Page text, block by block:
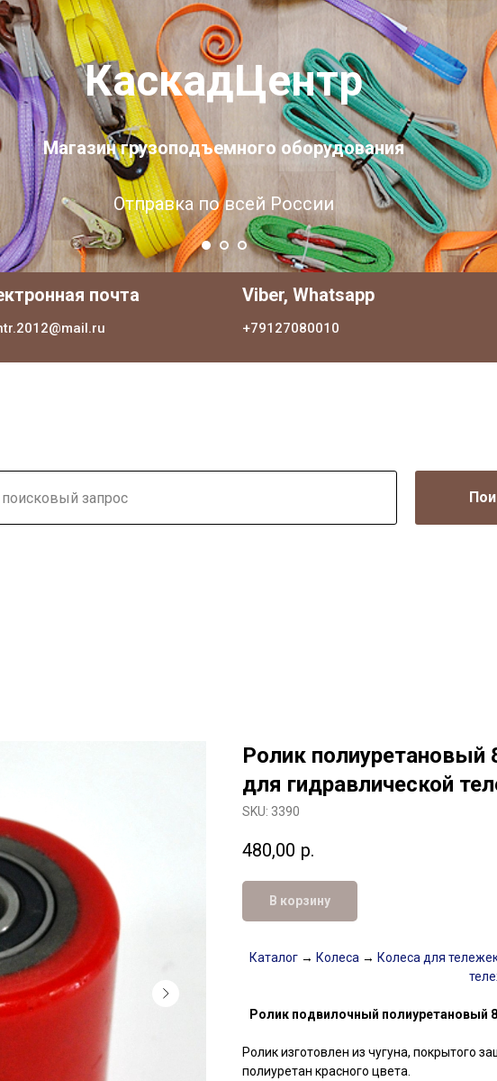
КаскадЦентр
Магазин грузоподъемного оборудования
Отправка по всей России
почта Viber, Whatsapp
+79127080010
Ролик
для гидравлической
SKU: 3390
480,00 р.
В корзину
Каталог→ Колеса→ Колеса для
Ролик подвилочный полиуретановый
Ролик изготовлен из чугуна, покрытого
полиуретан красного цвета.